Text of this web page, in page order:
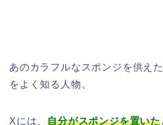
あのカラフルなスポンジを供え
をよく知る人物。
Xには、自分がスポンジを置いた